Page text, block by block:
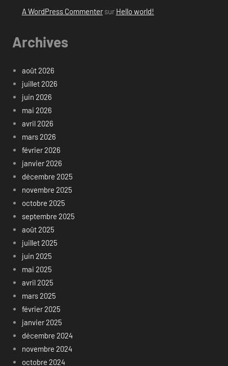
A WordPress Commentersur Hello world!
Archives
août 2026
juillet 2026
juin 2026
mai 2026
avril 2026
mars 2026
février 2026
janvier 2026
décembre 2025
novembre 2025
octobre 2025
septembre 2025
août 2025
juillet 2025
juin 2025
mai 2025
avril 2025
mars 2025
février 2025
janvier 2025
décembre 2024
novembre 2024
octobre 2024